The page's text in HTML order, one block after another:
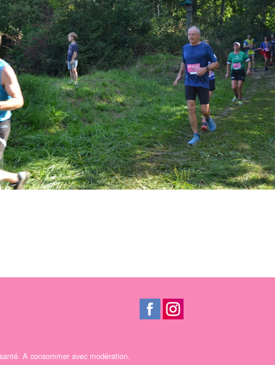
A consommer avec modération.